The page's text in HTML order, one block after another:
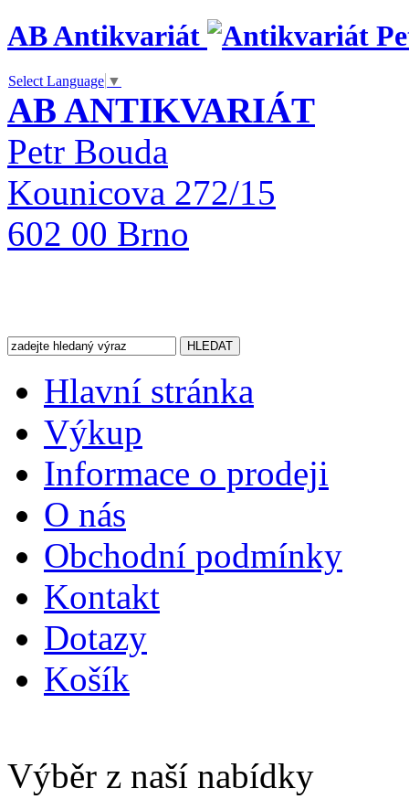
AB Antikvariát
Select Language ▼
AB ANTIKVARIÁT
Petr Bouda
Kounicova 272/15
602 00 Brno
Hlavní stránka
Výkup
Informace o prodeji
O nás
Obchodní podmínky
Kontakt
Dotazy
Košík
Výběr z naší nabídky